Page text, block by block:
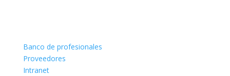
Banco de profesionales
Proveedores
Intranet